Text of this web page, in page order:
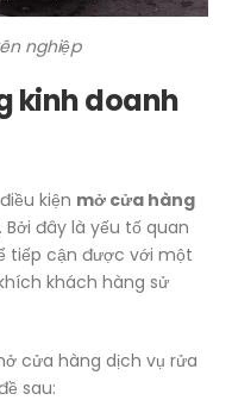
nghiệp
kinh doanh
kiện mở cửa hàng
đây là yếu tố quan
tiếp cận được với một
khách hàng sử
cửa hàng dịch vụ rửa
sau: